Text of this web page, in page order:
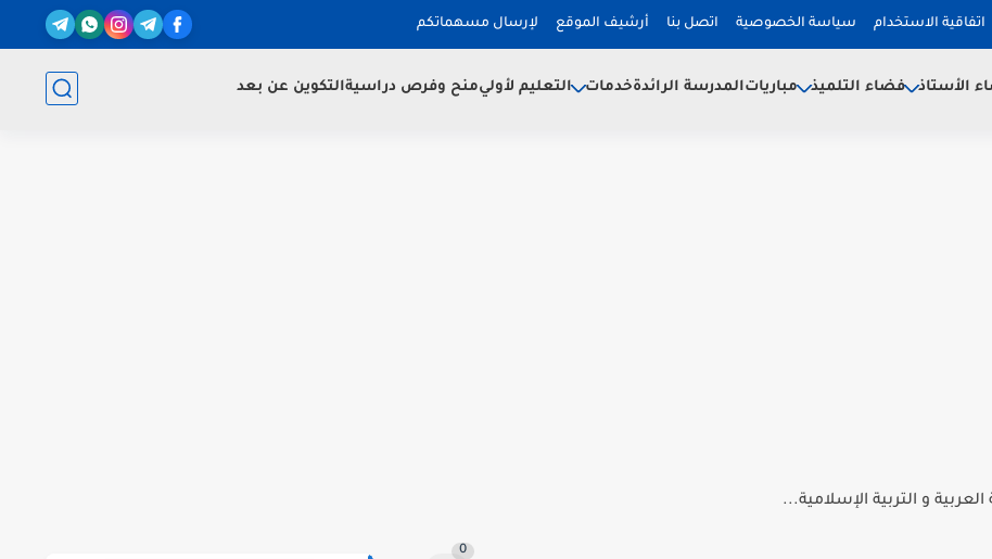
اتفاقية الاستخدام سياسة الخصوصية اتصل بنا أرشيف الموقع لإرسال مسهماتكم
الأستاذ فضاء التلميذ مبارياتالمدرسة الرائدةخدمات التعليم لأوليمنح وفرص دراسيةالتكوين عن بعد
و التربية الإسلامية...
0